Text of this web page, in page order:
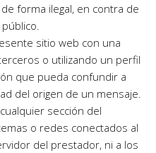
de forma ilegal, en contra de
sitio web con una
o utilizando un perfil
que pueda confundir a
del origen de un mensaje.
cualquier sección del
o redes conectados al
del prestador, ni a los